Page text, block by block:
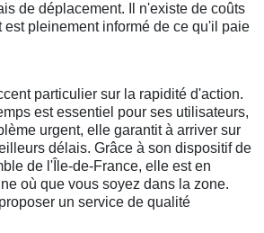
de déplacement. Il n'existe de coûts
pleinement informé de ce qu'il paie
particulier sur la rapidité d'action.
est essentiel pour ses utilisateurs,
urgent, elle garantit à arriver sur
délais. Grâce à son dispositif de
de l'Île-de-France, elle est en
où que vous soyez dans la zone.
un service de qualité